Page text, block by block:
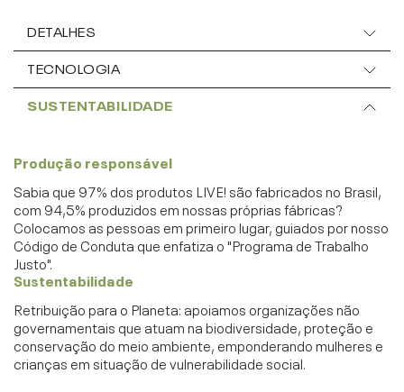
DETALHES
TECNOLOGIA
SUSTENTABILIDADE
Produção responsável
Sabia que 97% dos produtos LIVE! são fabricados no Brasil,
com 94,5% produzidos em nossas próprias fábricas?
Colocamos as pessoas em primeiro lugar, guiados por nosso
Código de Conduta que enfatiza o "Programa de Trabalho
Justo".
Sustentabilidade
Retribuição para o Planeta: apoiamos organizações não
governamentais que atuam na biodiversidade, proteção e
conservação do meio ambiente, emponderando mulheres e
crianças em situação de vulnerabilidade social.